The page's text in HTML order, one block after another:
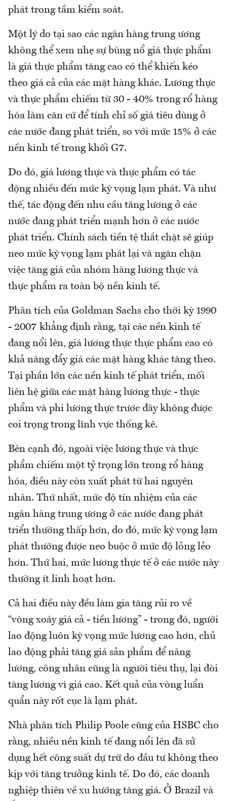
phát trong tầm kiểm soát.
Một lý do tại sao các ngân hàng trung ương
không thể xem nhẹ sự bùng nổ giá thực phẩm
là giá thực phẩm tăng cao có thể khiến kéo
theo giá cả của các mặt hàng khác. Lương thực
và thực phẩm chiếm từ 30 - 40% trong rổ hàng
hóa làm căn cứ để tính chỉ số giá tiêu dùng ở
các nước đang phát triển, so với mức 15% ở các
nền kinh tế trong khối G7.
Do đó, giá lương thực và thực phẩm có tác
động nhiều đến mức kỳ vọng lạm phát. Và như
thế, tác động đến nhu cầu tăng lương ở các
nước đang phát triển mạnh hơn ở các nước
phát triển. Chính sách tiền tệ thắt chặt sẽ giúp
neo mức kỳ vọng lạm phát lại và ngăn chặn
việc tăng giá của nhóm hàng lương thực và
thực phẩm ra toàn bộ nền kinh tế.
Phân tích của Goldman Sachs cho thời kỳ 1990
- 2007 khẳng định rằng, tại các nền kinh tế
đang nổi lên, giá lương thực thực phẩm cao có
khả năng đẩy giá các mặt hàng khác tăng theo.
Tại phần lớn các nền kinh tế phát triển, mối
liên hệ giữa các mặt hàng lương thực - thực
phẩm và phi lương thực trươc đây không được
coi trọng trong lĩnh vực thống kê.
Bên cạnh đó, ngoài việc lương thực và thực
phẩm chiếm một tỷ trọng lớn trong rổ hàng
hóa, điều này còn xuất phát từ hai nguyên
nhân. Thứ nhất, mức độ tín nhiệm của các
ngân hàng trung ương ở các nước đang phát
triển thường thấp hơn, do đó, mức kỳ vọng lạm
phát thường được neo buộc ở mức độ lỏng lẻo
hơn. Thứ hai, mức lương thực tế ở các nước này
thường ít linh hoạt hơn.
Cả hai điều này đều làm gia tăng rủi ro về
“vòng xoáy giá cả - tiền lương” - trong đó, người
lao động luôn kỳ vọng mức lương cao hơn, chủ
lao động phải tăng giá sản phẩm để nâng
lương, công nhân cũng là người tiêu thụ, lại đòi
tăng lương vì giá cao. Kết quả của vòng luẩn
quẩn này rốt cục là lạm phát.
Nhà phân tích Philip Poole cũng của HSBC cho
rằng, nhiều nền kinh tế đang nổi lên đã sử
dụng hết công suất dự trữ do đầu tư không theo
kịp với tăng trưởng kinh tế. Do đó, các doanh
nghiệp thiên về xu hướng tăng giá. Ở Brazil và